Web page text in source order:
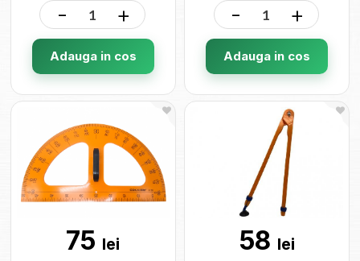
- +
Adauga in cos
- +
Adauga in cos
75 lei 58 lei